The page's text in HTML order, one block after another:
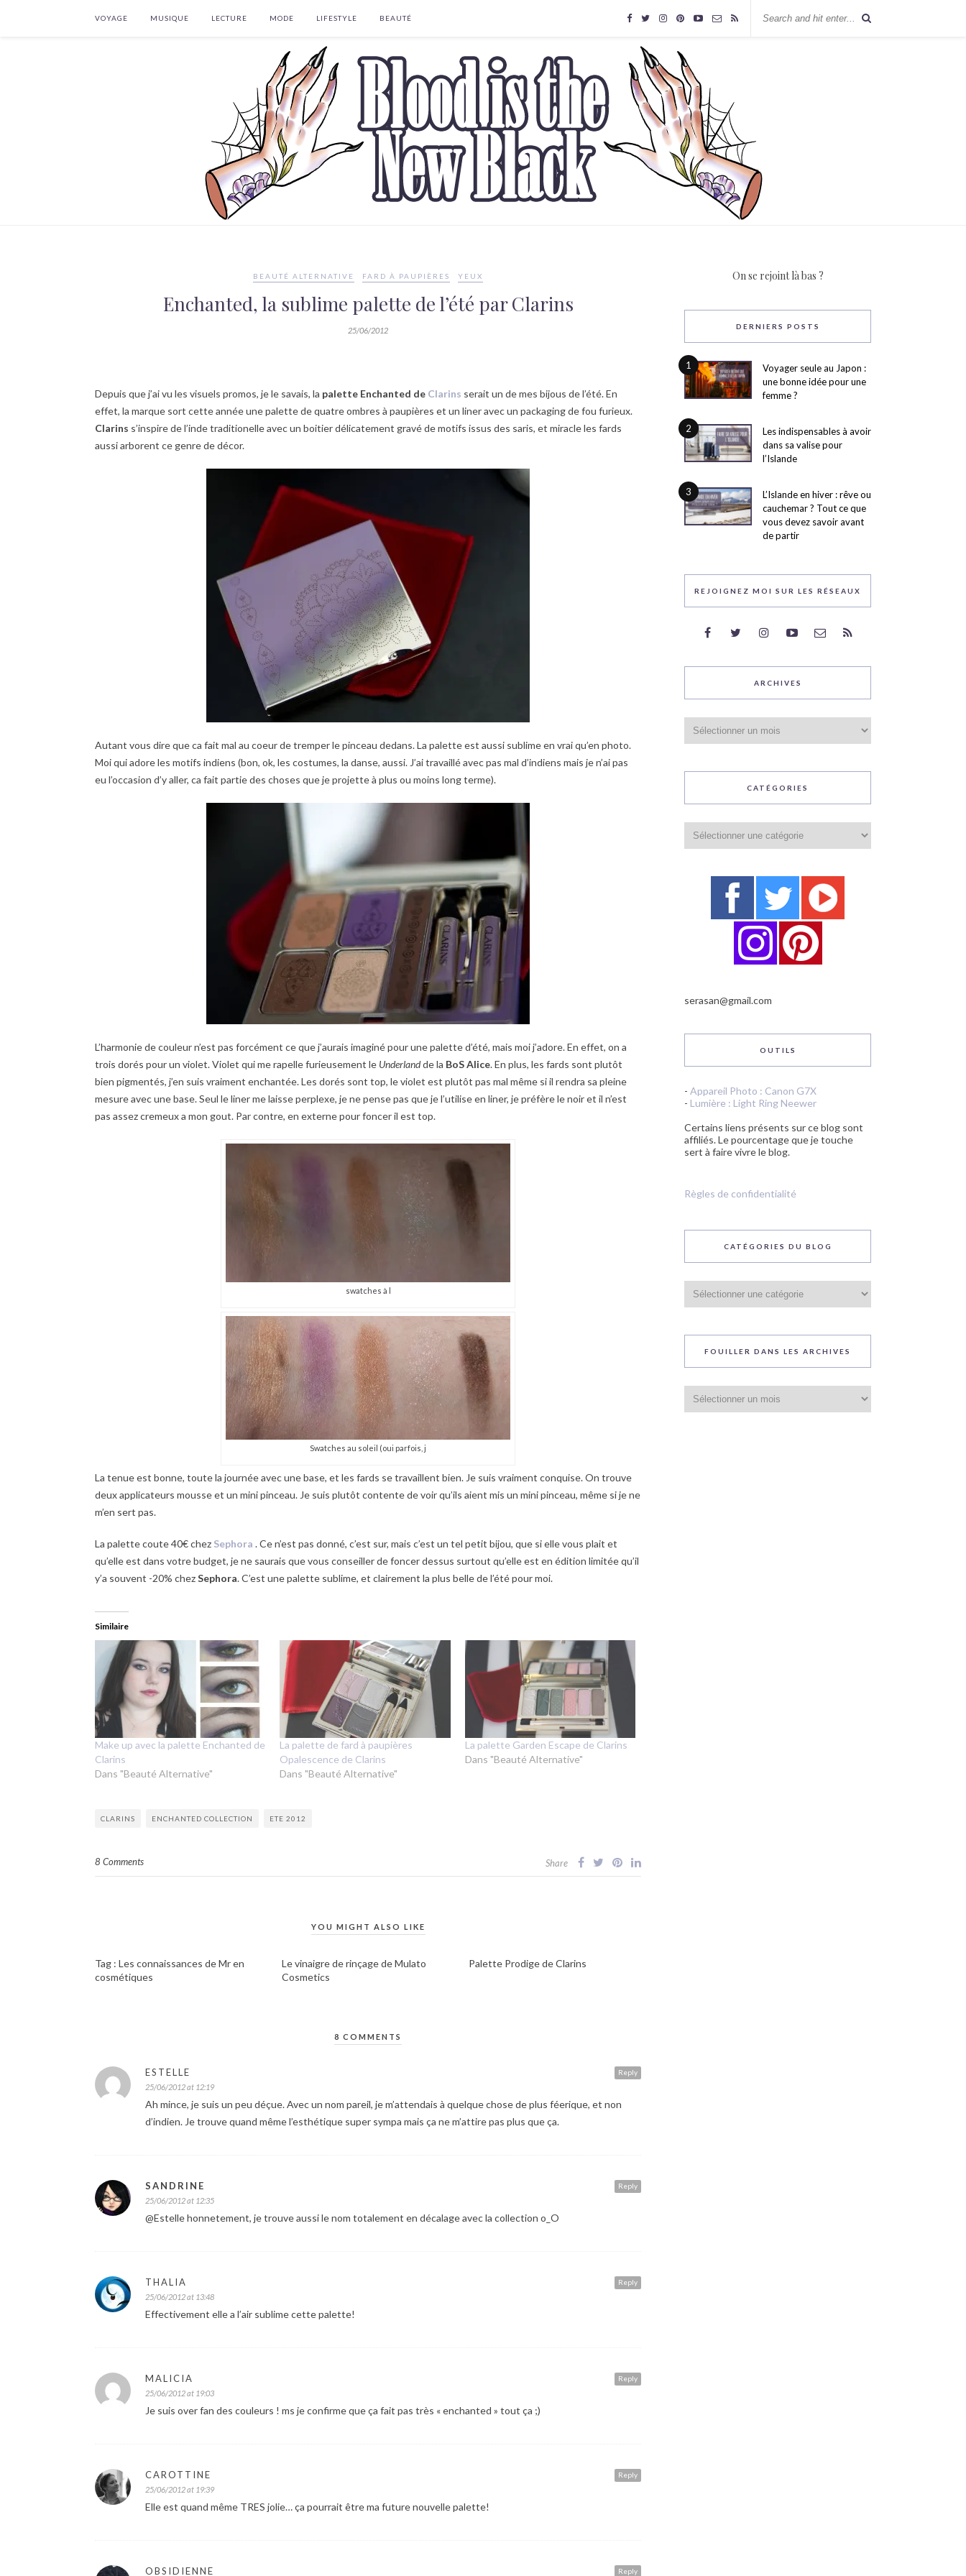
VOYAGE MUSIQUE LECTURE MODE LIFESTYLE BEAUTÉ
BEAUTÉ ALTERNATIVE FARD À PAUPIÈRES YEUX
Enchanted, la sublime palette de l’été par Clarins
25/06/2012
Depuis que j’ai vu les visuels promos, je le savais, la palette Enchanted de Clarins serait un de mes bijous de l’été. En
effet, la marque sort cette année une palette de quatre ombres à paupières et un liner avec un packaging de fou furieux.
Clarins s’inspire de l’inde traditionelle avec un boitier délicatement gravé de motifs issus des saris, et miracle les fards
aussi arborent ce genre de décor.
Autant vous dire que ca fait mal au coeur de tremper le pinceau dedans. La palette est aussi sublime en vrai qu’en photo.
Moi qui adore les motifs indiens (bon, ok, les costumes, la danse, aussi. J’ai travaillé avec pas mal d’indiens mais je n’ai pas
eu l’occasion d’y aller, ca fait partie des choses que je projette à plus ou moins long terme).
L’harmonie de couleur n’est pas forcément ce que j’aurais imaginé pour une palette d’été, mais moi j’adore. En effet, on a
trois dorés pour un violet. Violet qui me rapelle furieusement le Underlandde la BoS Alice. En plus, les fards sont plutôt
bien pigmentés, j’en suis vraiment enchantée. Les dorés sont top, le violet est plutôt pas mal même si il rendra sa pleine
mesure avec une base. Seul le liner me laisse perplexe, je ne pense pas que je l’utilise en liner, je préfère le noir et il n’est
pas assez cremeux a mon gout. Par contre, en externe pour foncer il est top.
swatches à l
Swatches au soleil (oui parfois, j
La tenue est bonne, toute la journée avec une base, et les fards se travaillent bien. Je suis vraiment conquise. On trouve
deux applicateurs mousse et un mini pinceau. Je suis plutôt contente de voir qu’ils aient mis un mini pinceau, même si je ne
m’en sert pas.
La palette coute 40€ chez Sephora . Ce n’est pas donné, c’est sur, mais c’est un tel petit bijou, que si elle vous plait et
qu’elle est dans votre budget, je ne saurais que vous conseiller de foncer dessus surtout qu’elle est en édition limitée qu’il
y’a souvent -20% chezSephora. C’est une palette sublime, et clairement la plus belle de l’été pour moi.
Similaire
Make up avec la palette Enchanted de
Clarins
Dans "Beauté Alternative"
La palette de fard à paupières
Opalescence de Clarins
Dans "Beauté Alternative"
La palette Garden Escape de Clarins
Dans "Beauté Alternative"
CLARINS ENCHANTED COLLECTION ETE 2012
8 Comments Share
YOU MIGHT ALSO LIKE
Tag : Les connaissances de Mr en
cosmétiques
Le vinaigre de rinçage de Mulato
Cosmetics
Palette Prodige de Clarins
8 COMMENTS
Reply
ESTELLE
25/06/2012 at 12:19
Ah mince, je suis un peu déçue. Avec un nom pareil, je m’attendais à quelque chose de plus féerique, et non
d’indien. Je trouve quand même l’esthétique super sympa mais ça ne m’attire pas plus que ça.
Reply
SANDRINE
25/06/2012 at 12:35
@Estelle honnetement, je trouve aussi le nom totalement en décalage avec la collection o_O
Reply
THALIA
25/06/2012 at 13:48
Effectivement elle a l’air sublime cette palette!
Reply
MALICIA
25/06/2012 at 19:03
Je suis over fan des couleurs ! ms je confirme que ça fait pas très « enchanted » tout ça ;)
Reply
CAROTTINE
25/06/2012 at 19:39
Elle est quand même TRES jolie… ça pourrait être ma future nouvelle palette!
Reply
OBSIDIENNE
On se rejoint là bas ?
DERNIERS POSTS
1
Voyager seule au Japon :
une bonne idée pour une
femme ?
2
Les indispensables à avoir
dans sa valise pour
l’Islande
3
L’Islande en hiver : rêve ou
cauchemar ? Tout ce que
vous devez savoir avant
de partir
REJOIGNEZ MOI SUR LES RÉSEAUX
ARCHIVES
CATÉGORIES
serasan@gmail.com
OUTILS
- Appareil Photo : Canon G7X
- Lumière : Light Ring Neewer
Certains liens présents sur ce blog sont
affiliés. Le pourcentage que je touche
sert à faire vivre le blog.
Règles de confidentialité
CATÉGORIES DU BLOG
du
blog
FOUILLER DANS LES ARCHIVES
dans
les